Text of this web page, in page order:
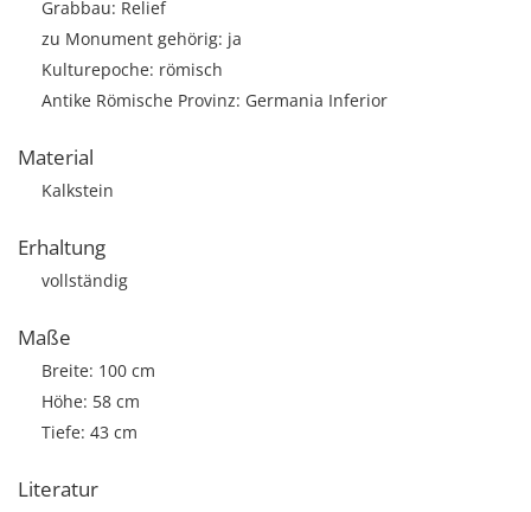
Grabbau: Relief
zu Monument gehörig: ja
Kulturepoche: römisch
Antike Römische Provinz: Germania Inferior
Material
Kalkstein
Erhaltung
vollständig
Maße
Breite: 100 cm
Höhe: 58 cm
Tiefe: 43 cm
Literatur